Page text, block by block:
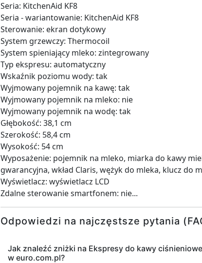
Seria: KitchenAid KF8
Seria - wariantowanie: KitchenAid KF8
Sterowanie: ekran dotykowy
System grzewczy: Thermocoil
System spieniający mleko: zintegrowany
Typ ekspresu: automatyczny
Wskaźnik poziomu wody: tak
Wyjmowany pojemnik na kawę: tak
Wyjmowany pojemnik na mleko: nie
Wyjmowany pojemnik na wodę: tak
Głębokość: 38,1 cm
Szerokość: 58,4 cm
Wysokość: 54 cm
Wyposażenie: pojemnik na mleko, miarka do kawy
gwarancyjna, wkład Claris, wężyk do mleka, klucz do
Wyświetlacz: wyświetlacz LCD
Zdalne sterowanie smartfonem: nie...
Odpowiedzi na najczęstsze pytania
Jak znaleźć zniżki na Ekspresy do kawy
w euro.com.pl?